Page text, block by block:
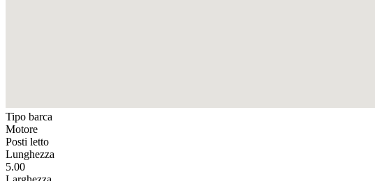
Tipo barca
Motore
Posti letto
Lunghezza
5.00